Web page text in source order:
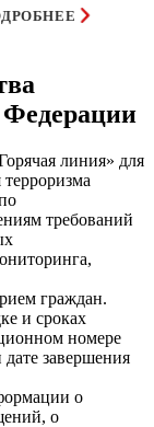
Федерации
линия» для
требований
граждан.
и сроках
номере
завершения
о
о